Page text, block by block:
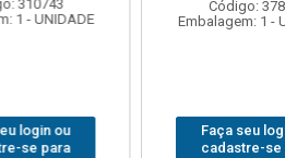
Embalagem: 1 - UNIDADE
Faça seu login ou
cadastre-se para